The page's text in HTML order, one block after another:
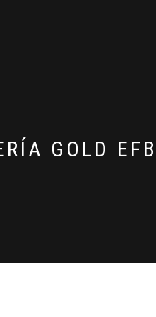
GOLD